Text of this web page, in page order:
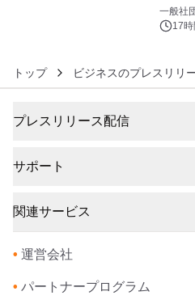
一般社
17時
トップ ビジネスのプレスリリ
プレスリリース配信
サポート
関連サービス
• 運営会社
• パートナープログラム